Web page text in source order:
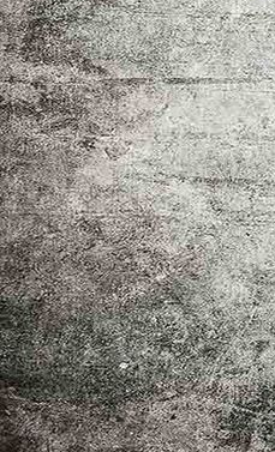
IMG-20260318-WA0010